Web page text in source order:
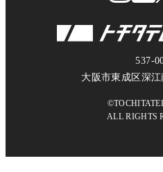
537-
大阪市東成区深
ALL RIGHTS